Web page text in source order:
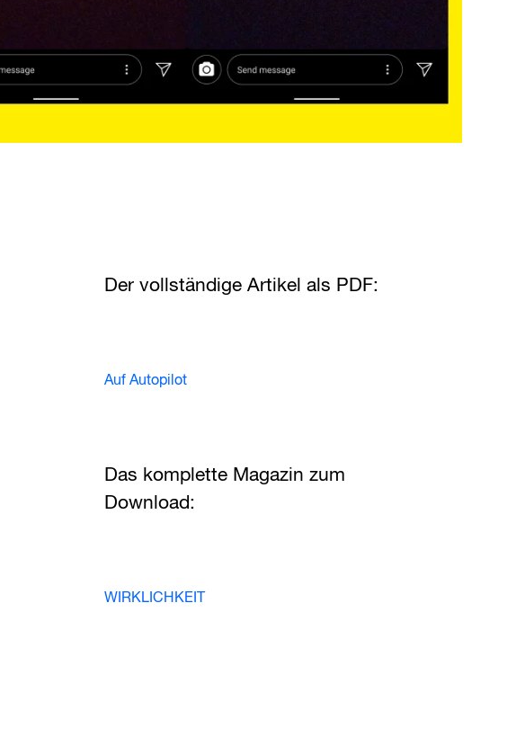
Der vollständige Artikel als PDF:
Auf Autopilot
Das komplette Magazin zum
Download:
WIRKLICHKEIT